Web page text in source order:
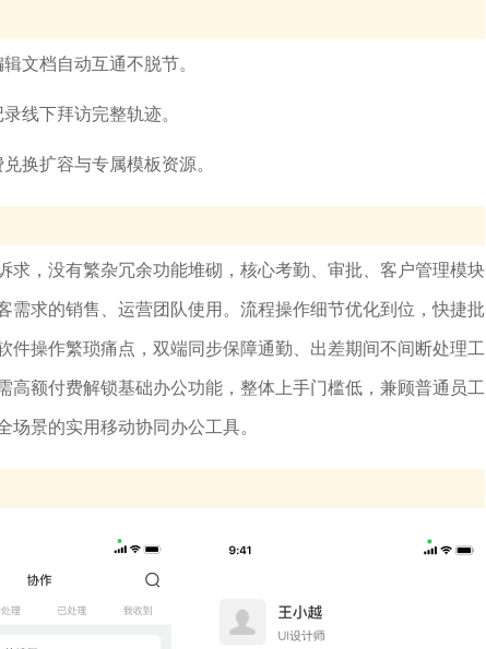
文档自动互通不脱节。
线下拜访完整轨迹。
换扩容与专属模板资源。
求，没有繁杂冗余功能堆砌，核心考勤、审批、客户管理模块
需求的销售、运营团队使用。流程操作细节优化到位，快捷批
操作繁琐痛点，双端同步保障通勤、出差期间不间断处理工
额付费解锁基础办公功能，整体上手门槛低，兼顾普通员工
景的实用移动协同办公工具。